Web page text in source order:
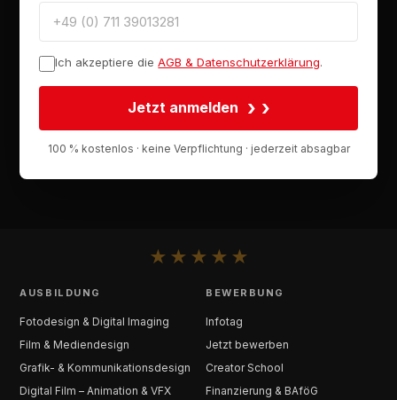
Ich akzeptiere die AGB & Datenschutzerklärung.
Jetzt anmelden ›
100 % kostenlos · keine Verpflichtung · jederzeit absagbar
★ ★ ★ ★ ★
AUSBILDUNG
Fotodesign & Digital Imaging
Film & Mediendesign
Grafik- & Kommunikationsdesign
Digital Film – Animation & VFX
BEWERBUNG
Infotag
Jetzt bewerben
Creator School
Finanzierung & BAföG